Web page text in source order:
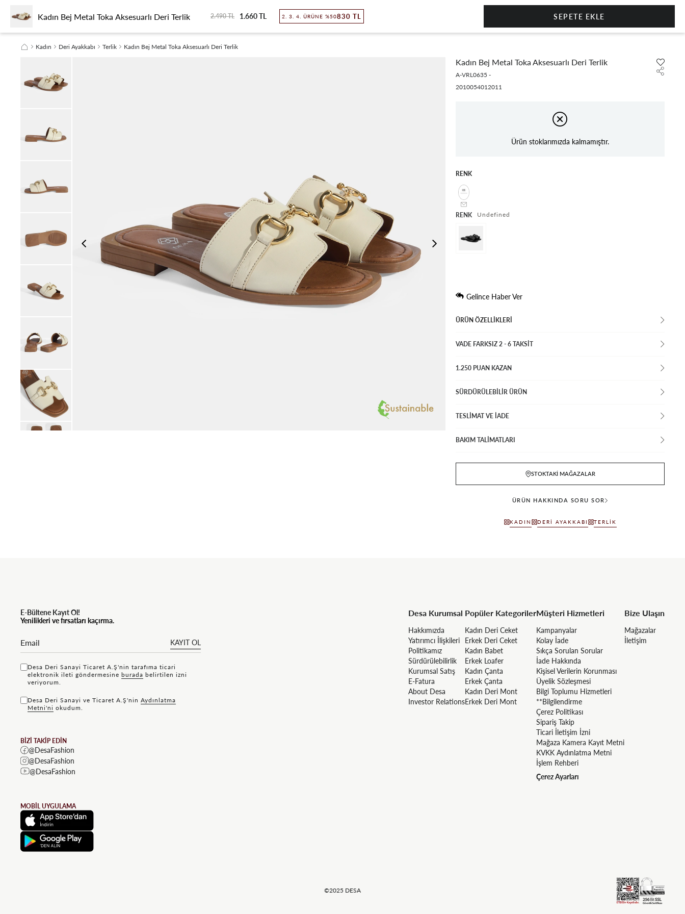
KADINERKEKSEYAHAT SEZON FİNALİSÜRDÜRÜLEBİLİRLİK
Kadın Deri Ayakkabı Terlik Kadın Bej Metal Toka Aksesuarlı Deri Terlik
Kadın Bej Metal Toka Aksesuarlı Deri Terlik
A-VRL0635 -
2010054012011
Ürün stoklarımızda kalmamıştır.
RENK
RENK undefined
Gelince Haber Ver
ÜRÜN ÖZELLIKLERI
VADE FARKSIZ 2 - 6 TAKSIT
1.250 PUAN KAZAN
SÜRDÜRÜLEBİLİR ÜRÜN
TESLİMAT VE İADE
BAKIM TALİMATLARI
STOKTAKI MAĞAZALAR
ÜRÜN HAKKINDA SORU SOR
KADIN DERI AYAKKABI TERLIK
E-Bültene Kayıt Ol!
Yenilikleri ve fırsatları kaçırma.
KAYIT OL
Desa Deri Sanayi Ticaret A.Ş'nin tarafıma ticari
elektronik ileti göndermesine bu rada belirtilen izni
veriyorum.
Desa Deri Sanayi ve Ticaret A.Ş'nin Aydınlatma
Metni'ni okudum.
BİZİ TAKİP EDİN
@DesaFashion
@DesaFashion
@DesaFashion
MOBİL UYGULAMA
Desa Kurumsal
Hakkımızda
Yatırımcı İlişkileri
Politikamız
Sürdürülebilirlik
Kurumsal Satış
E-Fatura
About Desa
Investor Relations
Popüler Kategoriler
Kadın Deri Ceket
Erkek Deri Ceket
Kadın Babet
Erkek Loafer
Kadın Çanta
Erkek Çanta
Kadın Deri Mont
Erkek Deri Mont
Müşteri Hizmetleri
Kampanyalar
Kolay İade
Sıkça Sorulan Sorular
İade Hakkında
Kişisel Verilerin Korunması
Üyelik Sözleşmesi
Bilgi Toplumu Hizmetleri
**Bilgilendirme
Çerez Politikası
Sipariş Takip
Ticari İletişim İzni
Mağaza Kamera Kayıt Metni
KVKK Aydınlatma Metni
İşlem Rehberi
Çerez Ayarları
Bize Ulaşın
Mağazalar
İletişim
©2025 DESA
Kadın Bej Metal Toka Aksesuarlı Deri Terlik 2.490 TL 1.660 TL 2. 3. 4. ÜRÜNE %50830 TL